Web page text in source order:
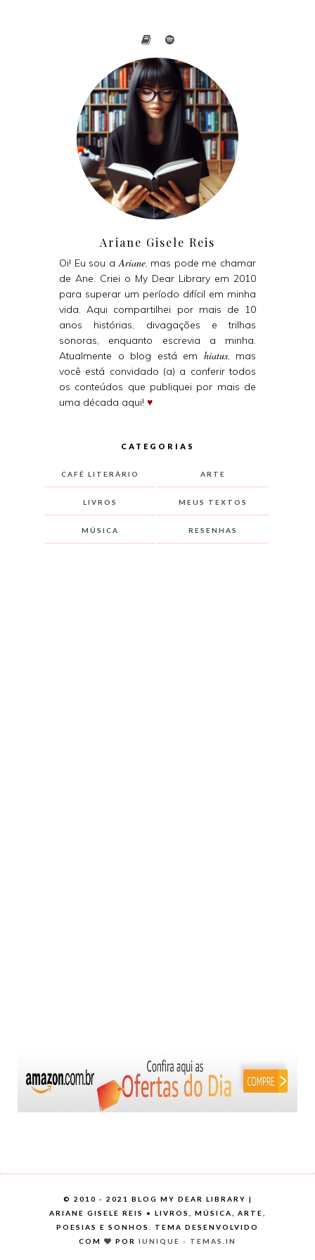
Ariane Gisele Reis
Oi! Eu sou aAriane, mas pode me chamar
de Ane. Criei o My Dear Library em 2010
para superar um período difícil em minha
vida. Aqui compartilhei por mais de 10
anos histórias, divagações e trilhas
sonoras, enquanto escrevia a minha.
Atualmente o blog está em hiatus, mas
você está convidado (a) a conferir todos
os conteúdos que publiquei por mais de
uma década aqui! ♥
CATEGORIAS
CAFÉ LITERÁRIO ARTE
LIVROS MEUS TEXTOS
MÚSICA RESENHAS
© 2010 - 2021 BLOG MY DEAR LIBRARY |
ARIANE GISELE REIS • LIVROS, MÚSICA, ARTE,
POESIAS E SONHOS. TEMA DESENVOLVIDO
COM
POR IUNIQUE - TEMAS.IN